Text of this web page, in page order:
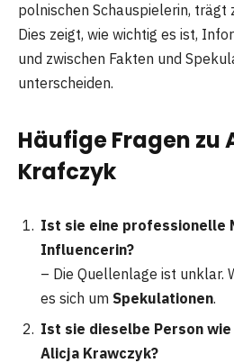
polnischen Schauspielerin, trägt
Dies zeigt, wie wichtig es ist,
und zwischen Fakten und
unterscheiden.
Häufige Fragen zu
Krafczyk
Ist sie eine professionelle
Influencerin?
– Die Quellenlage ist unklar.
es sich um Spekulationen.
Ist sie dieselbe Person
Alicja Krawczyk?